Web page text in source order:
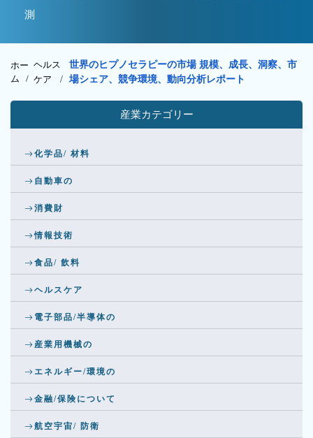
測
ホー
ム /
ヘルス
ケア /
世界のヒプノセラピーの市場 規模、成長、洞察、市
場シェア、競争環境、動向分析レポート
産業カテゴリー
化学品/ 材料
自動車の
消費財
情報技術
食品/ 飲料
ヘルスケア
電子部品/半導体の
産業用機械の
エネルギー/環境の
金融/保険について
航空宇宙/ 防衛